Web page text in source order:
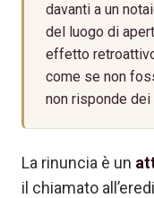
davanti a un
del luogo di
effetto
come se non
non risponde
La rinuncia è un
il chiamato